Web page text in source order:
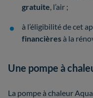
gratuite , l’air ;
à l’éligibilité de cet
financièresà la
Une pompe à
La pompe à chaleur